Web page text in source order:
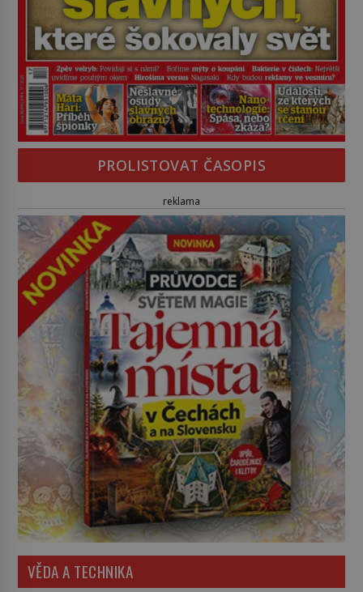
PROLISTOVAT ČASOPIS
reklama
VĚDA A TECHNIKA